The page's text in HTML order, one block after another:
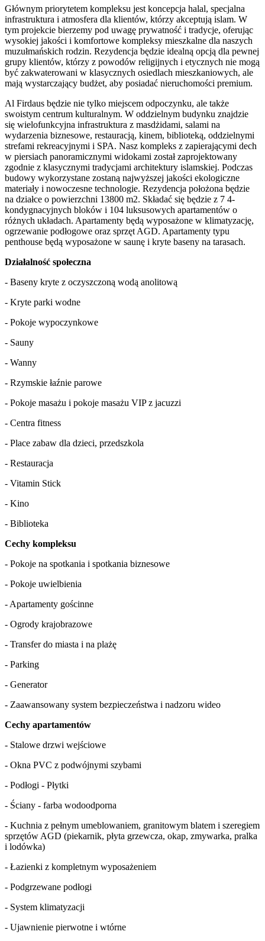
Głównym priorytetem kompleksu jest koncepcja halal, specjalna
infrastruktura i atmosfera dla klientów, którzy akceptują islam. W
tym projekcie bierzemy pod uwagę prywatność i tradycje, oferując
wysokiej jakości i komfortowe kompleksy mieszkalne dla naszych
muzułmańskich rodzin. Rezydencja będzie idealną opcją dla pewnej
grupy klientów, którzy z powodów religijnych i etycznych nie mogą
być zakwaterowani w klasycznych osiedlach mieszkaniowych, ale
mają wystarczający budżet, aby posiadać nieruchomości premium.
Al Firdaus będzie nie tylko miejscem odpoczynku, ale także
swoistym centrum kulturalnym. W oddzielnym budynku znajdzie
się wielofunkcyjna infrastruktura z masdżidami, salami na
wydarzenia biznesowe, restauracją, kinem, biblioteką, oddzielnymi
strefami rekreacyjnymi i SPA. Nasz kompleks z zapierającymi dech
w piersiach panoramicznymi widokami został zaprojektowany
zgodnie z klasycznymi tradycjami architektury islamskiej. Podczas
budowy wykorzystane zostaną najwyższej jakości ekologiczne
materiały i nowoczesne technologie. Rezydencja położona będzie
na działce o powierzchni 13800 m2. Składać się będzie z 7 4-
kondygnacyjnych bloków i 104 luksusowych apartamentów o
różnych układach. Apartamenty będą wyposażone w klimatyzację,
ogrzewanie podłogowe oraz sprzęt AGD. Apartamenty typu
penthouse będą wyposażone w saunę i kryte baseny na tarasach.
Działalność społeczna
- Baseny kryte z oczyszczoną wodą anolitową
- Kryte parki wodne
- Pokoje wypoczynkowe
- Sauny
- Wanny
- Rzymskie łaźnie parowe
- Pokoje masażu i pokoje masażu VIP z jacuzzi
- Centra fitness
- Place zabaw dla dzieci, przedszkola
- Restauracja
- Vitamin Stick
- Kino
- Biblioteka
Cechy kompleksu
- Pokoje na spotkania i spotkania biznesowe
- Pokoje uwielbienia
- Apartamenty gościnne
- Ogrody krajobrazowe
- Transfer do miasta i na plażę
- Parking
- Generator
- Zaawansowany system bezpieczeństwa i nadzoru wideo
Cechy apartamentów
- Stalowe drzwi wejściowe
- Okna PVC z podwójnymi szybami
- Podłogi - Płytki
- Ściany - farba wodoodporna
- Kuchnia z pełnym umeblowaniem, granitowym blatem i szeregiem
sprzętów AGD (piekarnik, płyta grzewcza, okap, zmywarka, pralka
i lodówka)
- Łazienki z kompletnym wyposażeniem
- Podgrzewane podłogi
- System klimatyzacji
- Ujawnienie pierwotne i wtórne